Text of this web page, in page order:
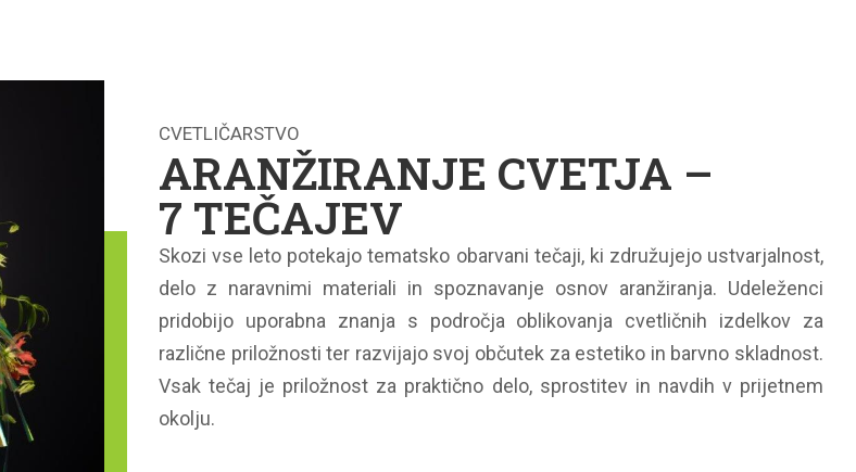
CVETLIČARSTVO
ARANŽIRANJE CVETJA –
7 TEČAJEV
Skozi vse leto potekajo tematsko obarvani tečaji, ki združujejo ustvarjalnost,
delo z naravnimi materiali in spoznavanje osnov aranžiranja. Udeleženci
pridobijo uporabna znanja s področja oblikovanja cvetličnih izdelkov za
različne priložnosti ter razvijajo svoj občutek za estetiko in barvno skladnost.
Vsak tečaj je priložnost za praktično delo, sprostitev in navdih v prijetnem
okolju.